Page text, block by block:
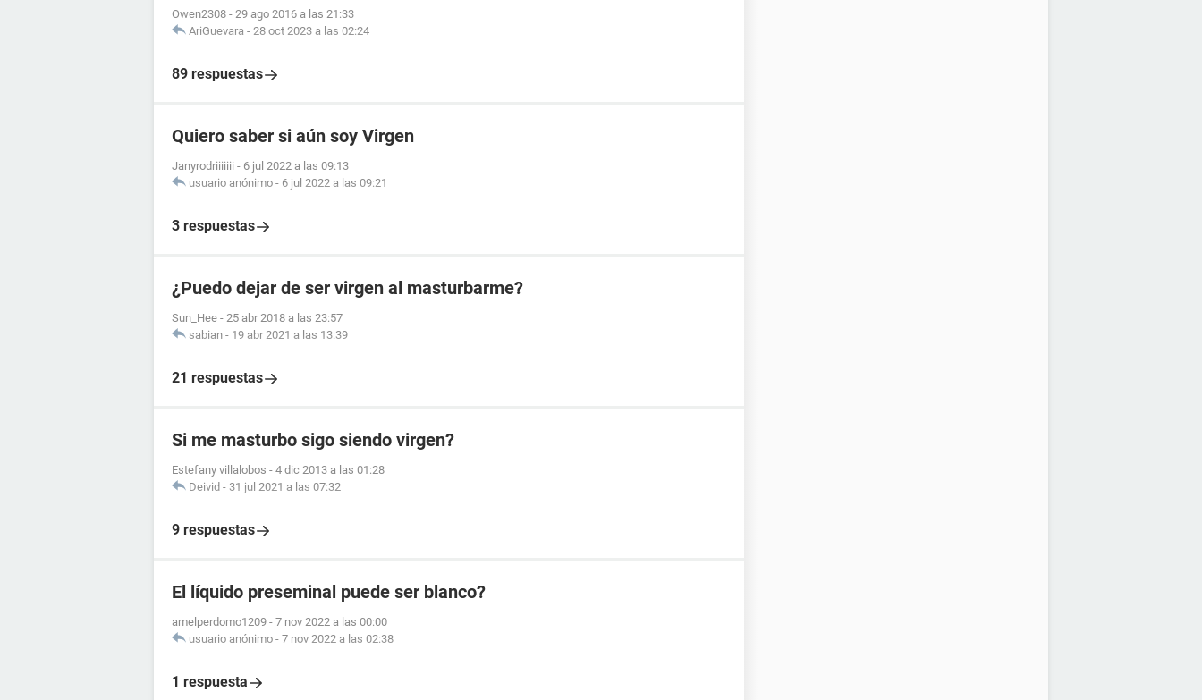
Owen2308 - 29 ago 2016 a las 21:33
AriGuevara - 28 oct 2023 a las 02:24
89 respuestas
Quiero saber si aún soy Virgen
Janyrodriiiiiii - 6 jul 2022 a las 09:13
usuario anónimo - 6 jul 2022 a las 09:21
3 respuestas
¿Puedo dejar de ser virgen al masturbarme?
Sun_Hee - 25 abr 2018 a las 23:57
sabian - 19 abr 2021 a las 13:39
21 respuestas
Si me masturbo sigo siendo virgen?
Estefany villalobos - 4 dic 2013 a las 01:28
Deivid - 31 jul 2021 a las 07:32
9 respuestas
El líquido preseminal puede ser blanco?
amelperdomo1209 - 7 nov 2022 a las 00:00
usuario anónimo - 7 nov 2022 a las 02:38
1 respuesta